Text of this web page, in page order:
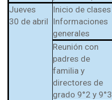
Jueves
30 de abril
Inicio de clases
Informaciones
generales
Reunión con
padres de
familia y
directores de
grado 9°2 y 9°3